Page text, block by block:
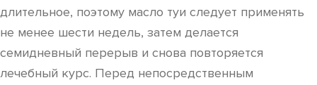
длительное, поэтому масло туи следует применять
не менее шести недель, затем делается
семидневный перерыв и снова повторяется
лечебный курс. Перед непосредственным